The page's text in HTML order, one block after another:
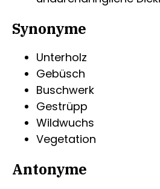
Synonyme
Unterholz
Gebüsch
Buschwerk
Gestrüpp
Wildwuchs
Vegetation
Antonyme